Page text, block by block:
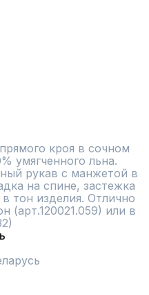
кроя в сочном
умягченного льна.
рукав с манжетой в
на спине, застежка
тон изделия. Отлично
(арт.120021.059) или в